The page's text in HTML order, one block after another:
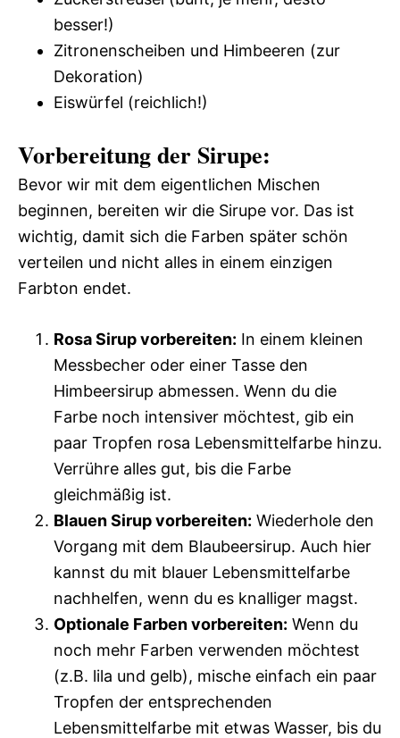
besser!)
Zitronenscheiben und Himbeeren (zur
Dekoration)
Eiswürfel (reichlich!)
Vorbereitung der Sirupe:
Bevor wir mit dem eigentlichen Mischen
beginnen, bereiten wir die Sirupe vor. Das ist
wichtig, damit sich die Farben später schön
verteilen und nicht alles in einem einzigen
Farbton endet.
Rosa Sirup vorbereiten: In einem kleinen
Messbecher oder einer Tasse den
Himbeersirup abmessen. Wenn du die
Farbe noch intensiver möchtest, gib ein
paar Tropfen rosa Lebensmittelfarbe hinzu.
Verrühre alles gut, bis die Farbe
gleichmäßig ist.
Blauen Sirup vorbereiten: Wiederhole den
Vorgang mit dem Blaubeersirup. Auch hier
kannst du mit blauer Lebensmittelfarbe
nachhelfen, wenn du es knalliger magst.
Optionale Farben vorbereiten: Wenn du
noch mehr Farben verwenden möchtest
(z.B. lila und gelb), mische einfach ein paar
Tropfen der entsprechenden
Lebensmittelfarbe mit etwas Wasser, bis du